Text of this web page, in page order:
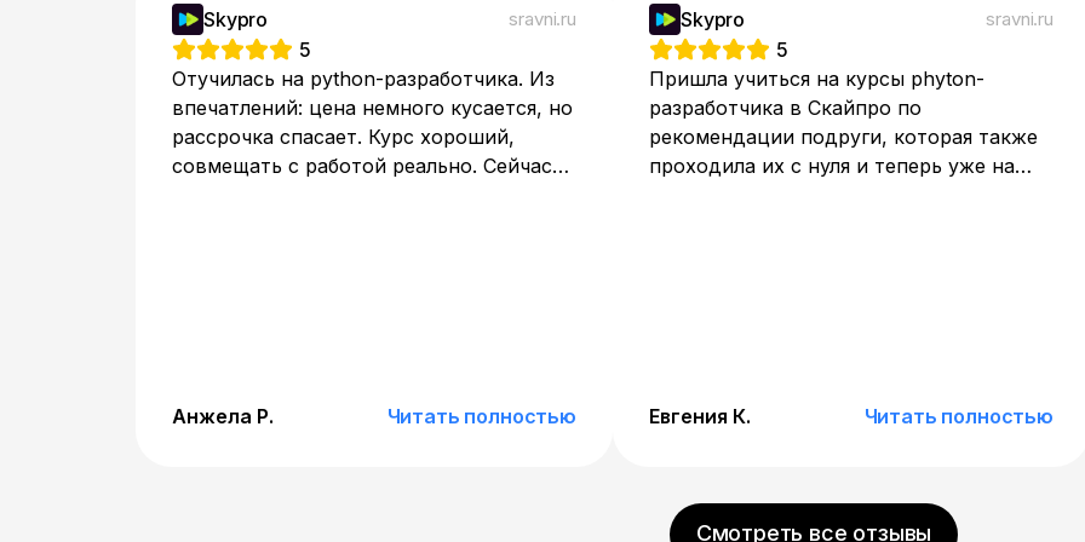
Skypro sravni.ru
5
Отучилась на python-разработчика. Из
впечатлений: цена немного кусается, но
рассрочка спасает. Курс хороший,
совмещать с работой реально. Сейчас
Анжела Р. Читать полностью
Skypro sravni.ru
5
Пришла учиться на курсы phyton-
разработчика в Скайпро по
рекомендации подруги, которая также
проходила их с нуля и теперь уже на
Евгения К. Читать полностью
Смотреть все отзывы